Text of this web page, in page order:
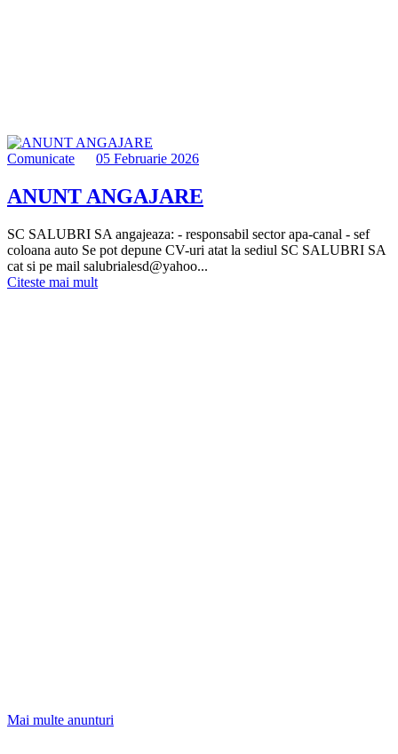
Comunicate 05 Februarie 2026
ANUNT ANGAJARE
SC SALUBRI SA angajeaza: - responsabil sector apa-canal - sef
coloana auto Se pot depune CV-uri atat la sediul SC SALUBRI SA
cat si pe mail salubrialesd@yahoo...
Citeste mai mult
Mai multe anunturi